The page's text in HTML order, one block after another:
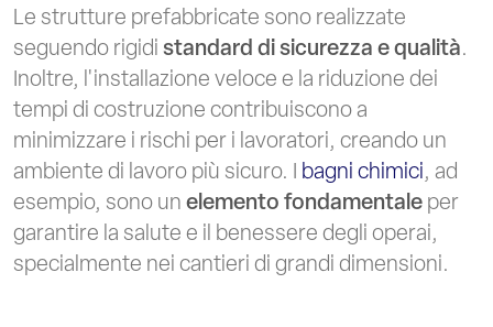
Le strutture prefabbricate sono realizzate
seguendo rigidi standard di sicurezza e qualità.
Inoltre, l'installazione veloce e la riduzione dei
tempi di costruzione contribuiscono a
minimizzare i rischi per i lavoratori, creando un
ambiente di lavoro più sicuro. I bagni chimici, ad
esempio, sono un elemento fondamentale per
garantire la salute e il benessere degli operai,
specialmente nei cantieri di grandi dimensioni.